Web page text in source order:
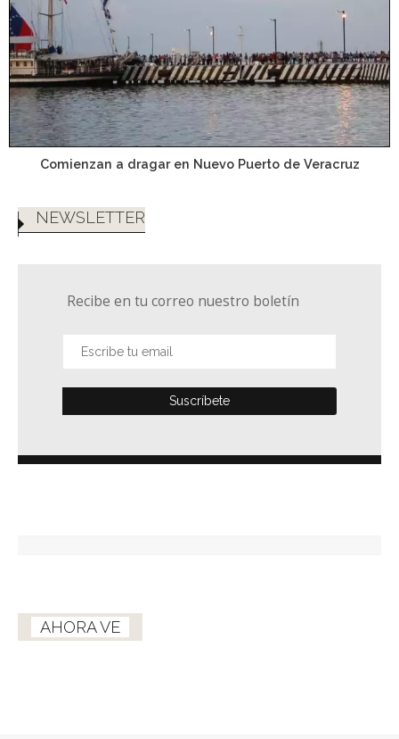
Comienzan a dragar en Nuevo Puerto de Veracruz
NEWSLETTER
Recibe en tu correo nuestro boletín
AHORA VE